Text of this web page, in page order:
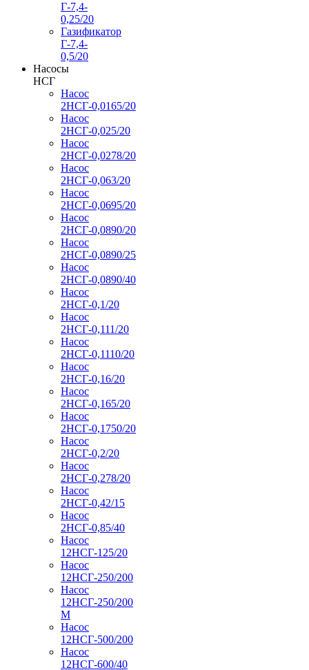
Г-7,4-
0,25/20
Газификатор
Г-7,4-
0,5/20
Насосы
НСГ
Насос
2НСГ-0,0165/20
Насос
2НСГ-0,025/20
Насос
2НСГ-0,0278/20
Насос
2НСГ-0,063/20
Насос
2НСГ-0,0695/20
Насос
2НСГ-0,0890/20
Насос
2НСГ-0,0890/25
Насос
2НСГ-0,0890/40
Насос
2НСГ-0,1/20
Насос
2НСГ-0,111/20
Насос
2НСГ-0,1110/20
Насос
2НСГ-0,16/20
Насос
2НСГ-0,165/20
Насос
2НСГ-0,1750/20
Насос
2НСГ-0,2/20
Насос
2НСГ-0,278/20
Насос
2НСГ-0,42/15
Насос
2НСГ-0,85/40
Насос
12НСГ-125/20
Насос
12НСГ-250/200
Насос
12НСГ-250/200
М
Насос
12НСГ-500/200
Насос
12НСГ-600/40